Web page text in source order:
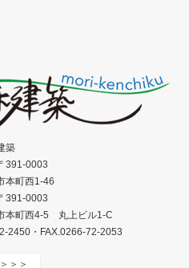
築
391-0003
本町西1-46
391-0003
本町西4-5 丸上ビル1-C
2450・FAX.0266-72-2053
＞＞